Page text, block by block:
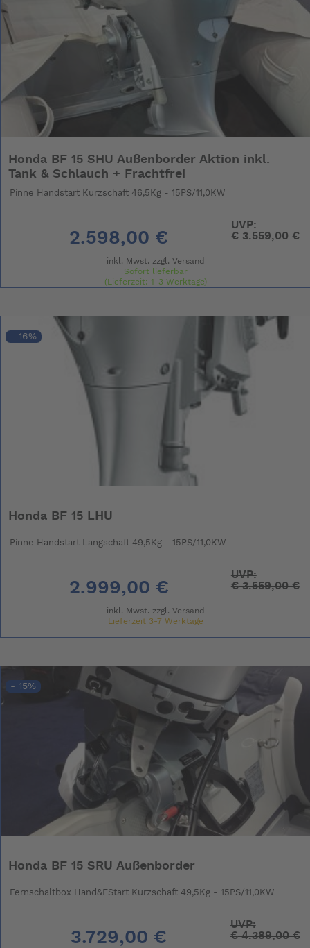
Honda BF 15 SHU Außenborder Aktion inkl.
Tank & Schlauch + Frachtfrei
Pinne Handstart Kurzschaft 46,5Kg - 15PS/11,0KW
2.598,00 €
UVP:
€3.559,00 €
inkl. Mwst. zzgl. Versand
Sofort lieferbar
(Lieferzeit: 1-3 Werktage)
- 16%
Honda BF 15 LHU
Pinne Handstart Langschaft 49,5Kg - 15PS/11,0KW
2.999,00 €
UVP:
€3.559,00 €
inkl. Mwst. zzgl. Versand
Lieferzeit 3-7 Werktage
- 15%
Honda BF 15 SRU Außenborder
Fernschaltbox Hand&EStart Kurzschaft 49,5Kg - 15PS/11,0KW
3.729,00 €
UVP:
€4.389,00 €